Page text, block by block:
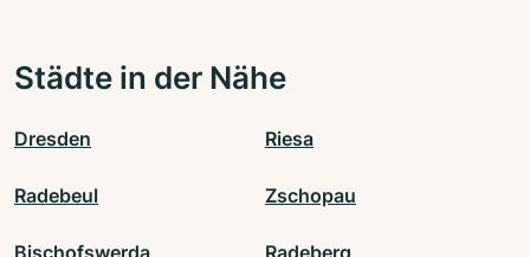
Städte in der Nähe
Dresden Riesa
Radebeul Zschopau